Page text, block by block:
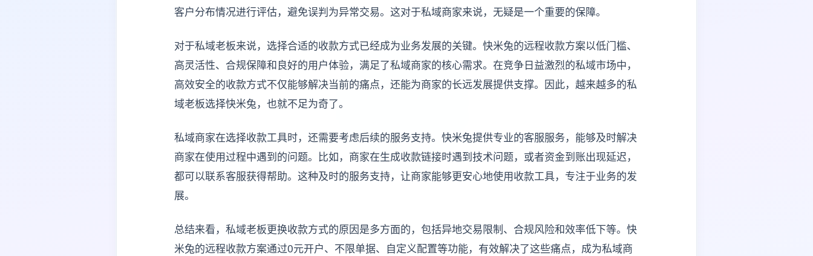
客户分布情况进行评估，避免误判为异常交易。这对于私域商家来说，无疑是一个重要的保障。
对于私域老板来说，选择合适的收款方式已经成为业务发展的关键。快米兔的远程收款方案以低门槛、
高灵活性、合规保障和良好的用户体验，满足了私域商家的核心需求。在竞争日益激烈的私域市场中，
高效安全的收款方式不仅能够解决当前的痛点，还能为商家的长远发展提供支撑。因此，越来越多的私
域老板选择快米兔，也就不足为奇了。
私域商家在选择收款工具时，还需要考虑后续的服务支持。快米兔提供专业的客服服务，能够及时解决
商家在使用过程中遇到的问题。比如，商家在生成收款链接时遇到技术问题，或者资金到账出现延迟，
都可以联系客服获得帮助。这种及时的服务支持，让商家能够更安心地使用收款工具，专注于业务的发
展。
总结来看，私域老板更换收款方式的原因是多方面的，包括异地交易限制、合规风险和效率低下等。快
米兔的远程收款方案通过0元开户、不限单据、自定义配置等功能，有效解决了这些痛点，成为私域商